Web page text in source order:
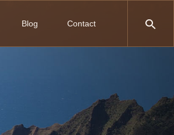
Blog Contact